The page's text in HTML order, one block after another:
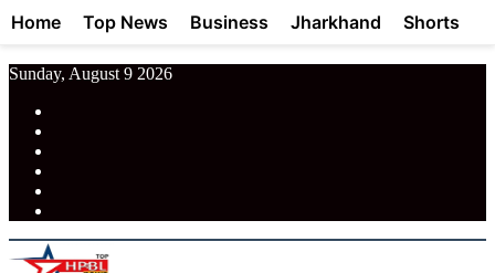
Sunday, August 9 2026
Home Top News Business Jharkhand Shorts